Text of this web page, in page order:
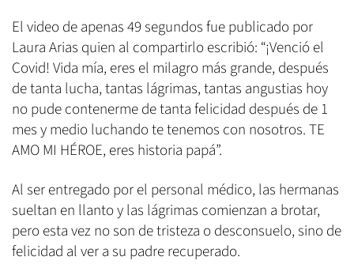
El video de apenas 49 segundos fue publicado por
Laura Arias quien al compartirlo escribió: “¡Venció el
Covid! Vida mía, eres el milagro más grande, después
de tanta lucha, tantas lágrimas, tantas angustias hoy
no pude contenerme de tanta felicidad después de 1
mes y medio luchando te tenemos con nosotros. TE
AMO MI HÉROE, eres historia papá”.
Al ser entregado por el personal médico, las hermanas
sueltan en llanto y las lágrimas comienzan a brotar,
pero esta vez no son de tristeza o desconsuelo, sino de
felicidad al ver a su padre recuperado.